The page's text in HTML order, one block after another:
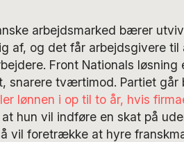
arbejdsmarked bærer
af, og det får arbejdsgivere
Front Nationals
snarere tværtimod. Partiet
lønnen i op til to år, hvis
hun vil indføre en skat på
vil foretrække at hyre